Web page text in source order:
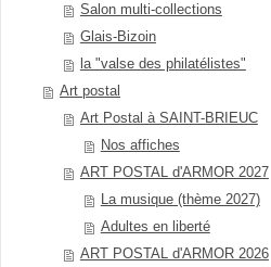
Salon multi-collections
Glais-Bizoin
la "valse des philatélistes"
Art postal
Art Postal à SAINT-BRIEUC
Nos affiches
ART POSTAL d'ARMOR 2027
La musique (thème 2027)
Adultes en liberté
ART POSTAL d'ARMOR 2026